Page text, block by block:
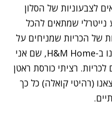
לצבעוניות של הסלון
נייטרלי שמתאים להכל
של הכריות שמניחים על
ב-H&M Home, שם אני
רציתי כורסת ראטן
(רהיטי קואלה) כל כך